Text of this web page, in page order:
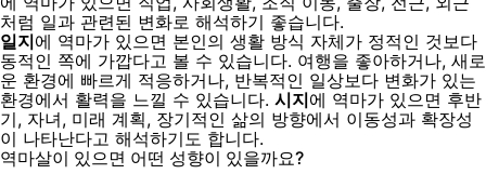
처럼 일과 관련된 변화로 해석하기 좋습니다.
일지에 역마가 있으면 본인의 생활 방식 자체가 정적인 것보다
동적인 쪽에 가깝다고 볼 수 있습니다. 여행을 좋아하거나, 새로
운 환경에 빠르게 적응하거나, 반복적인 일상보다 변화가 있는
환경에서 활력을 느낄 수 있습니다. 시지에 역마가 있으면 후반
기, 자녀, 미래 계획, 장기적인 삶의 방향에서 이동성과 확장성
이 나타난다고 해석하기도 합니다.
역마살이 있으면 어떤 성향이 있을까요?